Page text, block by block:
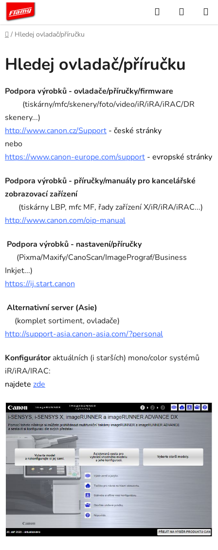
Přejít
obsah
Hledat
KOŠÍK
Domů
/ Hledej ovladač/příručku
Hledej ovladač/příručku
Podpora výrobků - ovladače/příručky/firmware
(tiskárny/mfc/skenery/foto/video/iR/iRA/iRAC/DR
skenery...)
http://www.canon.cz/Support - české stránky
nebo
https://www.canon-europe.com/support - evropské stránky
Podpora výrobků - příručky/manuály pro kancelářské
zobrazovací zařízení
(tiskárny LBP, mfc MF, řady zařízení X/iR/iRA/iRAC...)
http://www.canon.com/oip-manual
Podpora výrobků - nastavení/příručky
(Pixma/Maxify/CanoScan/ImagePrograf/Business
Inkjet...)
https://ij.start.canon
Alternativní server (Asie)
(komplet sortiment, ovladače)
http://support-asia.canon-asia.com/?personal
Konfigurátor aktuálních (i starších) mono/color systémů
iR/iRA/IRAC:
najdete zde